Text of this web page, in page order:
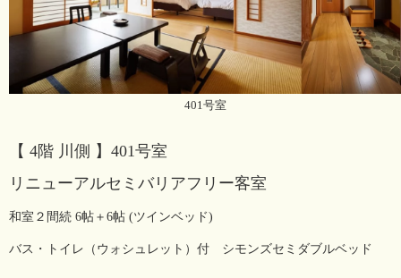
401号室
【 4階 川側 】401号室
リニューアルセミバリアフリー客室
和室２間続 6帖＋6帖 (ツインベッド)
バス・トイレ（ウォシュレット）付 シモンズセミダブルベッド